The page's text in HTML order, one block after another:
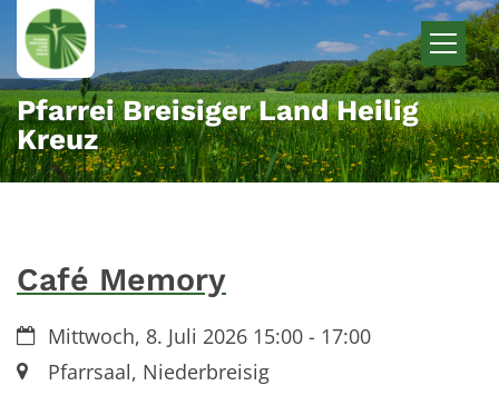
Zum Inhalt springen
Pfarrei Breisiger Land Heilig
Kreuz
Café Memory
Datum:Mittwoch, 8. Juli 2026 15:00 - 17:00
Ort:Pfarrsaal, Niederbreisig